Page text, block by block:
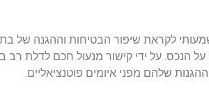
לקראת שיפור הבטיחות וההגנה של
על ידי קישור מנעול חכם לדלת רב
שלהם מפני איומים פוטנציאליים.